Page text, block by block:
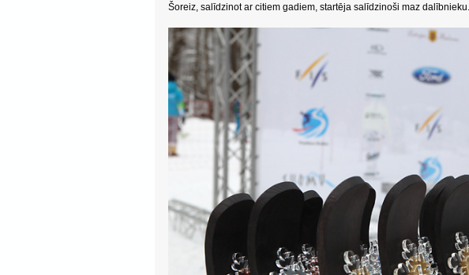
Šoreiz, salīdzinot ar citiem gadiem, startēja salīdzinoši maz dalībnieku.